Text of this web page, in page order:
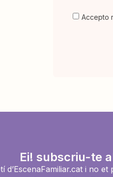
Accepto
Ei! subscriu-te
d’EscenaFamiliar.cat i no